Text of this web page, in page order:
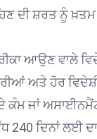
ਦੀ ਸ਼ਰਤ ਨੂੰ ਖ਼ਤਮ
ਆਉਣ ਵਾਲੇ
ਅਤੇ ਹੋਰ
ਕੰਮ ਜਾਂ
ਦਿਨਾਂ ਲਈ